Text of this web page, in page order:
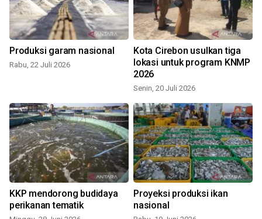
Produksi garam nasional
Rabu, 22 Juli 2026
Kota Cirebon usulkan tiga
lokasi untuk program KNMP
2026
Senin, 20 Juli 2026
KKP mendorong budidaya
perikanan tematik
Proyeksi produksi ikan
nasional